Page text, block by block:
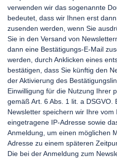
verwenden wir das sogenannte
bedeutet, dass wir Ihnen erst
zusenden werden, wenn Sie
Sie in den Versand von
dann eine Bestätigungs-E-Mail
werden, durch Anklicken eines
bestätigen, dass Sie künftig den
der Aktivierung des
Einwilligung für die Nutzung Ihrer
gemäß Art. 6 Abs. 1 lit. a DSGVO.
Newsletter speichern wir Ihre
eingetragene IP-Adresse sowie
Anmeldung, um einen möglichen
Adresse zu einem späteren
Die bei der Anmeldung zum